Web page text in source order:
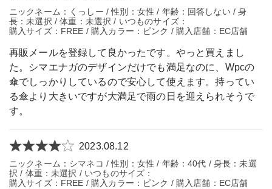
ニックネーム：くっしー / 性別：女性 / 年齢：回答しない / 身
長：未選択 / 体重：未選択 / いつものサイズ：
購入サイズ：FREE / 購入カラー：ピンク / 購入店舗：EC店舗
再販メールを登録して良かったです。やっと買えまし
た。シマエナガのデザインだけでも満足なのに、Wpcの
傘でしっかりしているので安心して使えます。持ってい
る傘より大きいですが大満足で雨の日を迎えられそうで
す。
2023.08.12
ニックネーム：シマネコ / 性別：女性 / 年齢：40代 / 身長：未選
択 / 体重：未選択 / いつものサイズ：
購入サイズ：FREE / 購入カラー：ピンク / 購入店舗：EC店舗